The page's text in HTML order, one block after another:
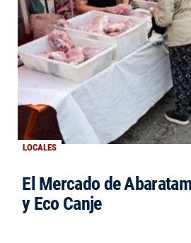
LOCALES
El Mercado de
y Eco Canje